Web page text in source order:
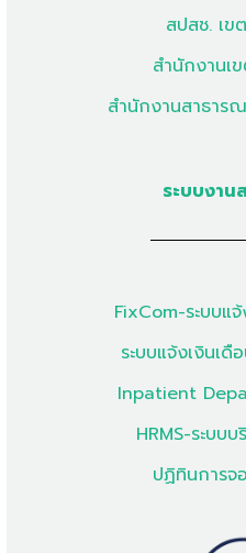
สปสช. เข
สำนักงานเ
สำนักงานสาธาร
ระบบงาน
FixCom-ระบบแ
ระบบแจ้งเงินเ
Inpatient
HRMS-ระบบ
ปฏิทินการจ